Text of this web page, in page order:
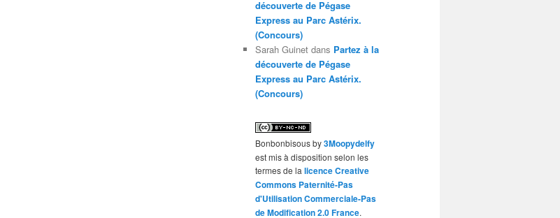
découverte de Pégase
Express au Parc Astérix.
(Concours)
Sarah Guinet dans Partez à la
découverte de Pégase
Express au Parc Astérix.
(Concours)
Bonbonbisousby3Moopydelfy
est mis à disposition selon les
termes de la licence Creative
Commons Paternité-Pas
d'Utilisation Commerciale-Pas
de Modification 2.0 France.